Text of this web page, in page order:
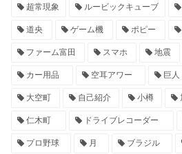
超常現象 ルービックキューブ
道央 ゲーム機 ポピー
ファーム富田 スマホ 地震
カー用品 空耳アワー 巨人
大空町 自己紹介 小樽
仁木町 ドライブレコーダー
プロ野球 月 ブラジル